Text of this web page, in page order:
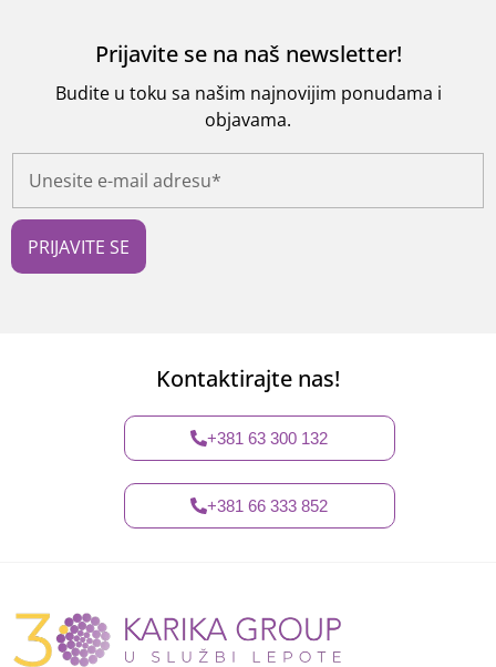
Prijavite se na naš newsletter!
Budite u toku sa našim najnovijim ponudama i
objavama.
U
e
s
t
PRIJAVITE SE
Kontaktirajte nas!
+381 63 300 132
+381 66 333 852